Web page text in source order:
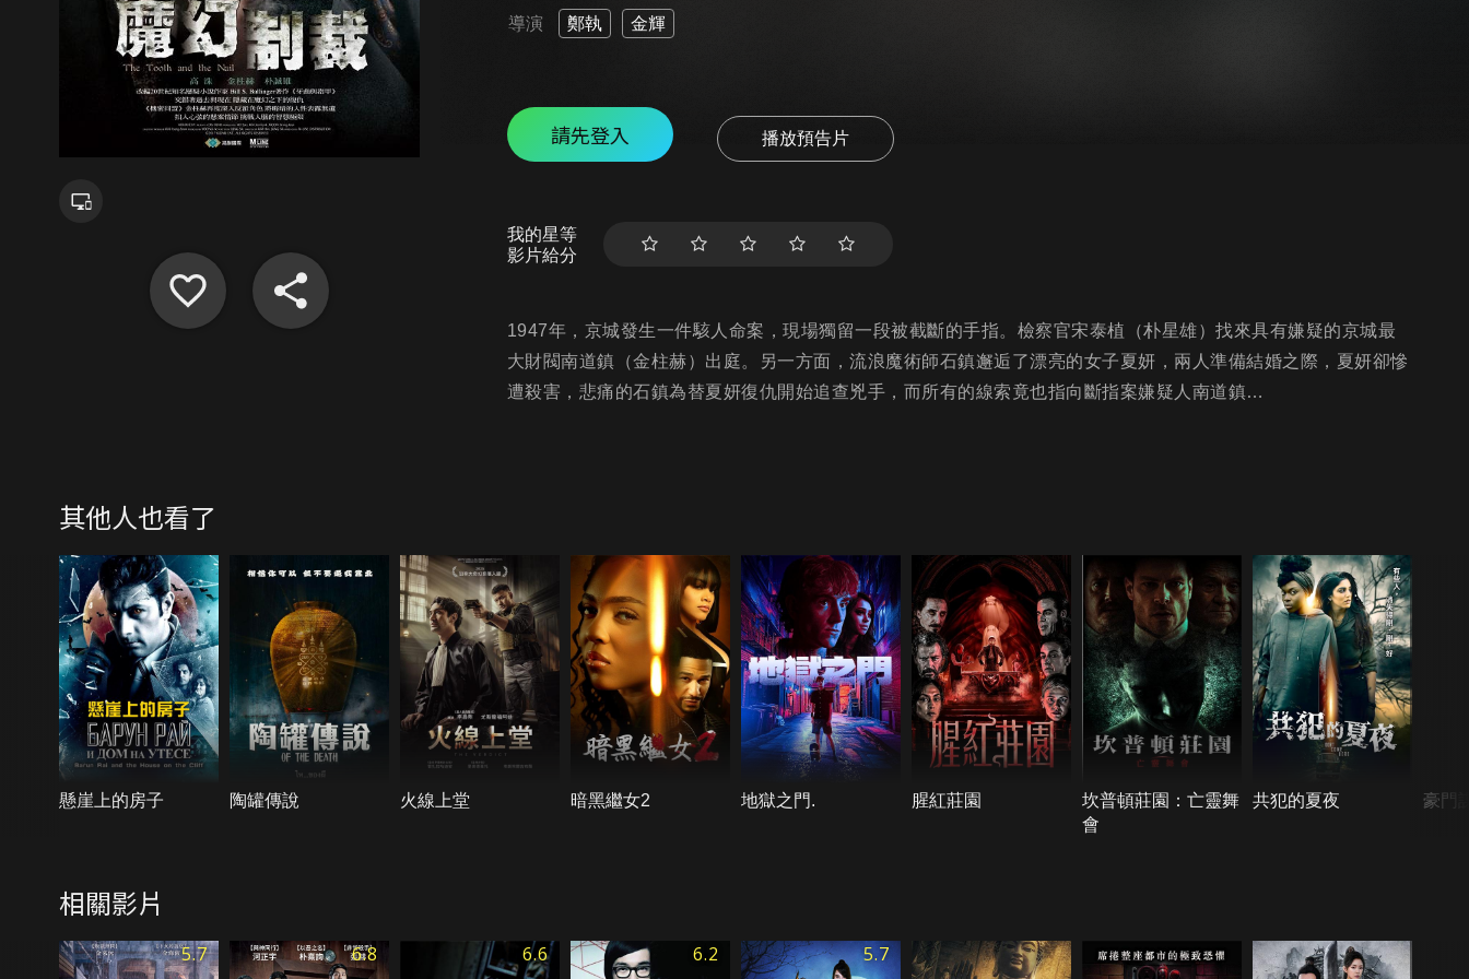
導演 鄭執 金輝
請先登入 播放預告片
我的星等
影片給分
1947年，京城發生一件駭人命案，現場獨留一段被截斷的手指。檢察官宋泰植（朴星雄）找來具有嫌疑的京城最
大財閥南道鎮（金柱赫）出庭。另一方面，流浪魔術師石鎮邂逅了漂亮的女子夏妍，兩人準備結婚之際，夏妍卻慘
遭殺害，悲痛的石鎮為替夏妍復仇開始追查兇手，而所有的線索竟也指向斷指案嫌疑人南道鎮…
其他人也看了
懸崖上的房子 陶罐傳說 火線上堂 暗黑繼女2 地獄之門. 腥紅莊園
坎普頓莊園：亡靈舞
會
共犯的夏夜 豪門
相關影片
5.7 6.8 6.6 6.2 5.7